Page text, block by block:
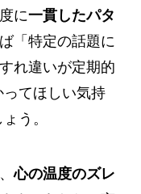
に一貫したパタ
「特定の話題に
れ違いが定期的
ってほしい気持
う。
心の温度のズレ